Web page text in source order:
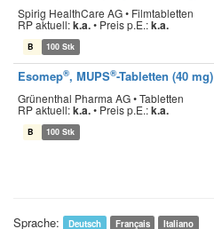
Spirig HealthCare AG • Filmtabletten
RP aktuell:k.a.• Preis p.E.:k.a.
B 100 Stk
Esomep®, MUPS®-Tabletten (40 mg)
Grünenthal Pharma AG • Tabletten
RP aktuell:k.a.• Preis p.E.:k.a.
B 100 Stk
Sprache: Deutsch Français Italiano